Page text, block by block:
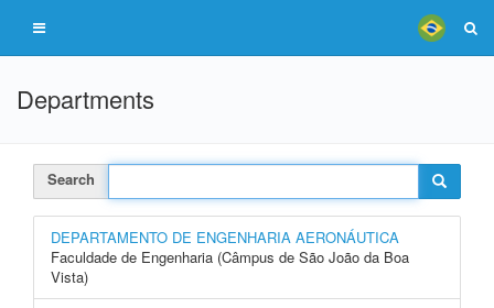
Departments
Search
DEPARTAMENTO DE ENGENHARIA AERONÁUTICA
Faculdade de Engenharia (Câmpus de São João da Boa
Vista)